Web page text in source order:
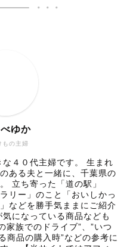
もの主婦
ゆか
４０代主婦です。 生まれ
ある夫と一緒に、千葉県の
立ち寄った「道の駅」
リー」のこと「おいしかっ
などを勝手気ままにご紹介
になっている商品なども
家族でのドライブ”、”いつ
商品の購入時”などの参考に